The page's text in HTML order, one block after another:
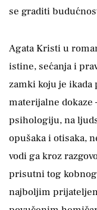
se graditi
Agata Kristi u
istine, sećanja i
zamki koju je ikada
materijalne
psihologiju, na
opušaka i otisaka,
vodi ga kroz
prisutni tog
najboljim